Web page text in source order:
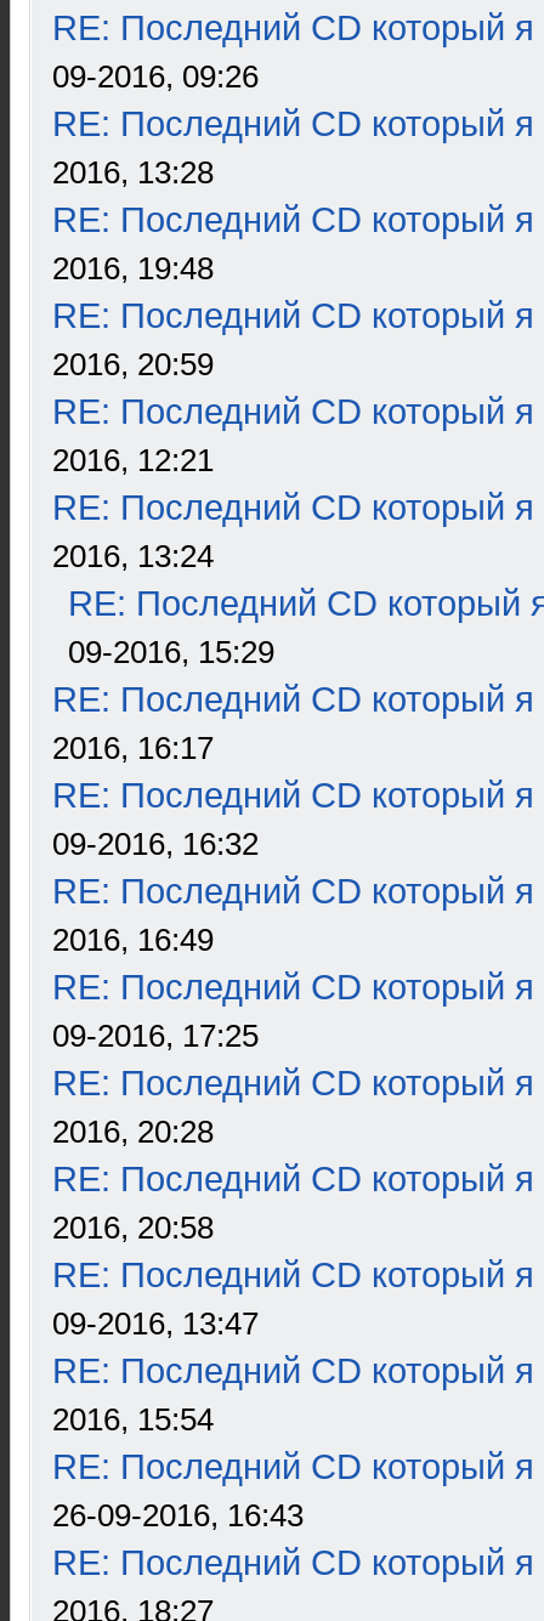
RE: Последний CD который я
09-2016, 09:26
RE: Последний CD который я
2016, 13:28
RE: Последний CD который я
2016, 19:48
RE: Последний CD который я
2016, 20:59
RE: Последний CD который я
2016, 12:21
RE: Последний CD который я
2016, 13:24
RE: Последний CD который
09-2016, 15:29
RE: Последний CD который я
2016, 16:17
RE: Последний CD который я
09-2016, 16:32
RE: Последний CD который я
2016, 16:49
RE: Последний CD который я
09-2016, 17:25
RE: Последний CD который я
2016, 20:28
RE: Последний CD который я
2016, 20:58
RE: Последний CD который я
09-2016, 13:47
RE: Последний CD который я
2016, 15:54
RE: Последний CD который я
26-09-2016, 16:43
RE: Последний CD который я
2016, 18:27